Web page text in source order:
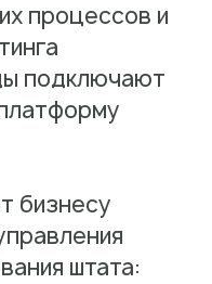
процессов и
подключают
бизнесу
штата: